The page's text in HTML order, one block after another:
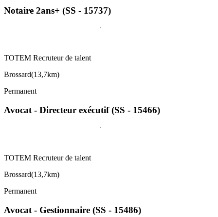
Notaire 2ans+ (SS - 15737)
TOTEM Recruteur de talent
Brossard(13,7km)
Permanent
Avocat - Directeur exécutif (SS - 15466)
TOTEM Recruteur de talent
Brossard(13,7km)
Permanent
Avocat - Gestionnaire (SS - 15486)